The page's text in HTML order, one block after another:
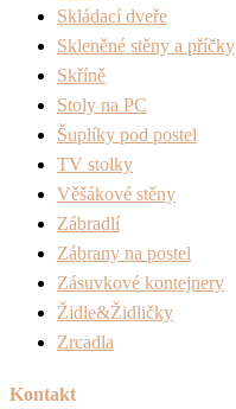
Skládací dveře
Skleněné stěny a příčky
Skříně
Stoly na PC
Šuplíky pod postel
TV stolky
Věšákové stěny
Zábradlí
Zábrany na postel
Zásuvkové kontejnery
Židle&Židličky
Zrcadla
Kontakt